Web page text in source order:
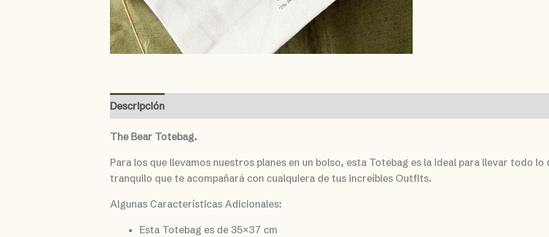
Descripción
The Bear Totebag.
Para los que llevamos nuestros planes en un bolso, esta Totebag es la ideal para llevar todo
tranquilo que te acompañará con cualquiera de tus increíbles Outfits.
Algunas Características Adicionales:
Esta Totebag es de 35×37 cm